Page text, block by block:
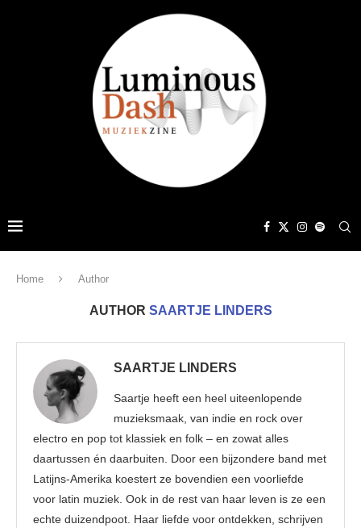
Home Author
AUTHOR SAARTJE LINDERS
SAARTJE LINDERS
Saartje heeft een heel uiteenlopende
muzieksmaak, van indie en rock over
electro en pop tot klassiek en folk – en zowat alles
daartussen én daarbuiten. Door een bijzondere band met
Latijns-Amerika koestert ze bovendien een voorliefde
voor latin muziek. Ook in de rest van haar leven is ze een
echte duizendpoot. Haar liefde voor ontdekken, schrijven